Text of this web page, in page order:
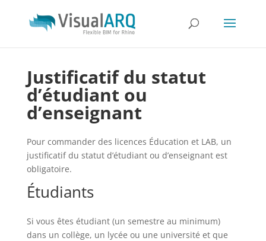
Justificatif du statut
d’étudiant ou
d’enseignant
Pour commander des licences Éducation et LAB, un
justificatif du statut d’étudiant ou d’enseignant est
obligatoire.
Étudiants
Si vous êtes étudiant (un semestre au minimum)
dans un collège, un lycée ou une université et que